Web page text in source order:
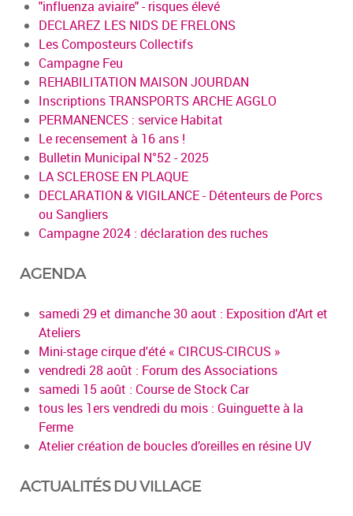
"influenza aviaire" - risques élevé
DECLAREZ LES NIDS DE FRELONS
Les Composteurs Collectifs
Campagne Feu
REHABILITATION MAISON JOURDAN
Inscriptions TRANSPORTS ARCHE AGGLO
PERMANENCES : service Habitat
Le recensement à 16 ans !
Bulletin Municipal N°52 - 2025
LA SCLEROSE EN PLAQUE
DECLARATION & VIGILANCE - Détenteurs de Porcs
ou Sangliers
Campagne 2024 : déclaration des ruches
AGENDA
samedi 29 et dimanche 30 aout : Exposition d'Art et
Ateliers
Mini-stage cirque d'été « CIRCUS-CIRCUS »
vendredi 28 août : Forum des Associations
samedi 15 août : Course de Stock Car
tous les 1ers vendredi du mois : Guinguette à la
Ferme
Atelier création de boucles d’oreilles en résine UV
ACTUALITÉS DU VILLAGE